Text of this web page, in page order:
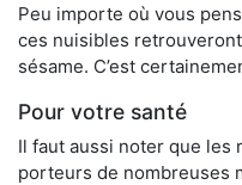
Peu importe où vous
ces nuisibles
sésame. C’est
Pour votre santé
Il faut aussi noter que les
porteurs de nombreuses